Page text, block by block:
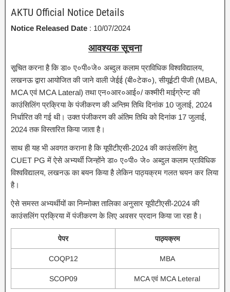
AKTU Official Notice Details
Notice Released Date : 10/07/2024
आवश्यक सूचना
सूचित करना है कि डा० ए०पी०जे० अब्दुल कलाम प्राविधिक विश्वविद्यालय,
लखनऊ द्वारा आयोजित की जाने वाली जेईई (बी०टेक०), सीयूईटी पीजी (MBA,
MCA एवं MCA Lateral) तथा एन०आर०आई०/ कश्मीरी माईग्रेन्ट की
काउंसिलिंग प्रक्रिया के पंजीकरण की अन्तिम तिथि दिनांक 10 जुलाई, 2024
निर्धारित की गई थी। उक्त पंजीकरण की अंतिम तिथि को दिनांक 17 जुलाई,
2024 तक विस्तारित किया जाता है।
साथ ही यह भी अवगत कराना है कि यूपीटीएसी-2024 की काउंसलिंग हेतु
CUET PG में ऐसे अभ्यर्थी जिन्होंने डा० ए०पी० जे० अब्दुल कलाम प्राविधिक
विश्वविद्यालय, लखनऊ का बयन किया है लेकिन पाठ्यक्रम गलत चयन कर लिया
है।
ऐसे समस्त अभ्यर्थीयों का निम्नोक्त तालिका अनुसार यूपीटीएसी-2024 की
काउंसलिंग प्रक्रिया में पंजीकरण के लिए अवसर प्रदान किया जा रहा है।
पेपर पाठ्यक्रम
COQP12 MBA
SCOP09 MCA एवं MCA Leteral